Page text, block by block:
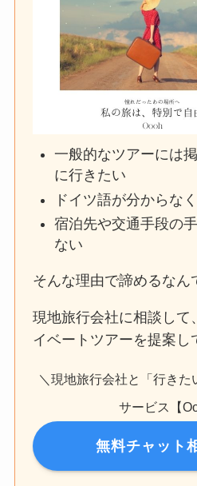
一般的なツアーには
に行きたい
ドイツ語が分からな
宿泊先や交通手段の
ない
そんな理由で諦めるなん
現地旅行会社に相談して
イベートツアーを提案し
＼現地旅行会社と「行き
サービス【
無料チャット